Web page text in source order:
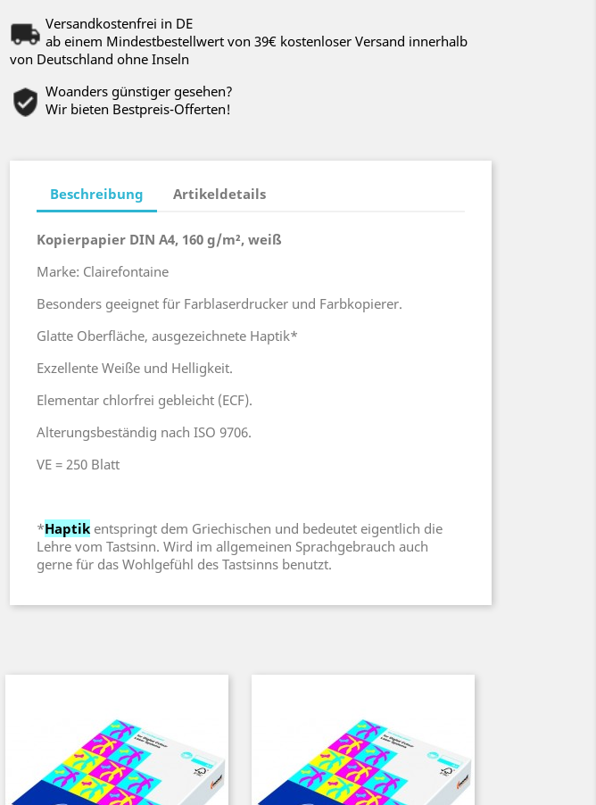
Versandkostenfrei in DE
ab einem Mindestbestellwert von 39€ kostenloser Versand innerhalb
von Deutschland ohne Inseln
Woanders günstiger gesehen?
Wir bieten Bestpreis-Offerten!
Beschreibung Artikeldetails
Kopierpapier DIN A4, 160 g/m², weiß
Marke: Clairefontaine
Besonders geeignet für Farblaserdrucker und Farbkopierer.
Glatte Oberfläche, ausgezeichnete Haptik*
Exzellente Weiße und Helligkeit.
Elementar chlorfrei gebleicht (ECF).
Alterungsbeständig nach ISO 9706.
VE = 250 Blatt
*Haptik entspringt dem Griechischen und bedeutet eigentlich die
Lehre vom Tastsinn. Wird im allgemeinen Sprachgebrauch auch
gerne für das Wohlgefühl des Tastsinns benutzt.